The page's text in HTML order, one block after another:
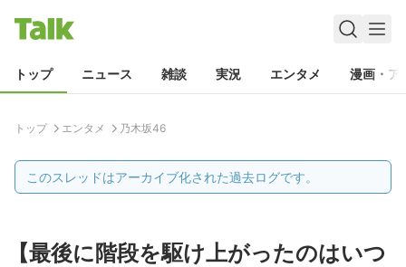
トップ ニュース 雑談 実況 エンタメ 漫画・ア
トップ エンタメ 乃木坂46
このスレッドはアーカイブ化された過去ログです。
【最後に階段を駆け上がったのはいつ